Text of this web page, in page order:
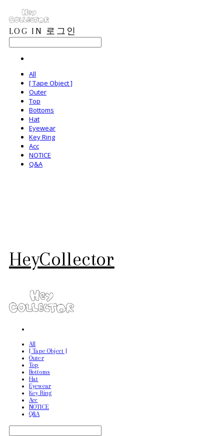
LOG IN 로그인
All
[ Tape Object ]
Outer
Top
Bottoms
Hat
Eyewear
Key Ring
Acc
NOTICE
Q&A
HeyCollector
All
[ Tape Object ]
Outer
Top
Bottoms
Hat
Eyewear
Key Ring
Acc
NOTICE
Q&A